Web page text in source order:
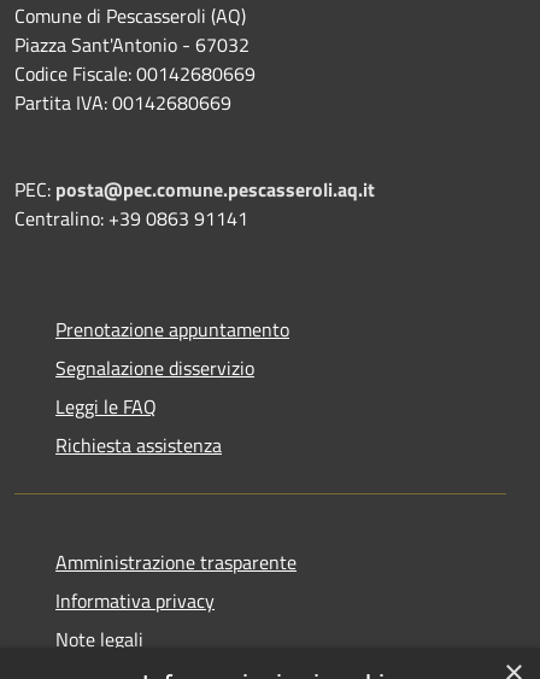
Comune di Pescasseroli (AQ)
Piazza Sant'Antonio - 67032
Codice Fiscale: 00142680669
Partita IVA: 00142680669
PEC: posta@pec.comune.pescasseroli.aq.it
Centralino: +39 0863 91141
Prenotazione appuntamento
Segnalazione disservizio
Leggi le FAQ
Richiesta assistenza
Amministrazione trasparente
Informativa privacy
Note legali